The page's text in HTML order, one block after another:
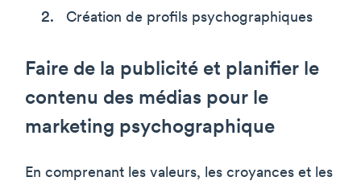
Création de profils psychographiques
Faire de la publicité et planifier le
contenu des médias pour le
marketing psychographique
En comprenant les valeurs, les croyances et les